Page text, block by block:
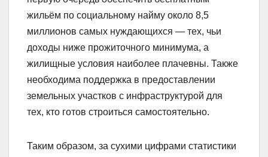
жильём по социальному найму около 8,5
миллионов самых нуждающихся — тех, чьи
доходы ниже прожиточного минимума, а
жилищные условия наиболее плачевны. Также
необходима поддержка в предоставлении
земельных участков с инфраструктурой для
тех, кто готов строиться самостоятельно.
Таким образом, за сухими цифрами статистики